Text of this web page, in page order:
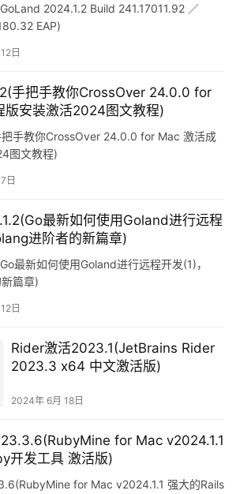
2024.1.2 Build 241.17011.92 ／
EAP)
日
手把手教你CrossOver 24.0.0 for
版安装激活2024图文教程)
手教你CrossOver 24.0.0 for Mac 激活成
图文教程)
日
最新如何使用Goland进行远程
进阶者的新篇章)
最新如何使用Goland进行远程开发(1)，
篇章)
日
Rider激活2023.1(JetBrains Rider
2023.3 x64 中文激活版)
2024年 6月 18日
for Mac v2024.1.1
开发工具 激活版)
for Mac v2024.1.1 强大的Rails